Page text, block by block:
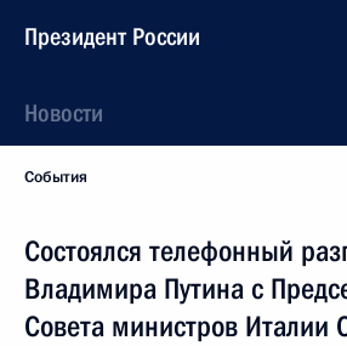
Президент России
Новости
События
Состоялся телефонный
Владимира Путина с
Совета министров Италии